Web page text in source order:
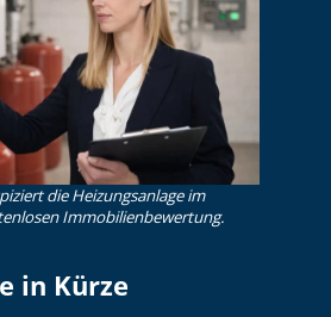
die Heizungsanlage im
Im­mo­bi­li­en­be­wer­tung.
in Kürze